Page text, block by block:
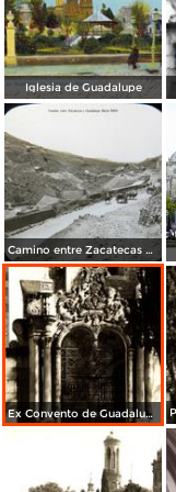
Iglesia de Guadalupe
Camino entre Zacatecas y Guadalupe
Ex Convento de Guadalupe